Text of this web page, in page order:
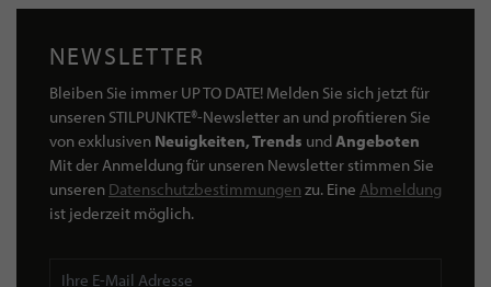
NEWSLETTER
Bleiben Sie immer UP TO DATE! Melden Sie sich jetzt für
unseren STILPUNKTE®-Newsletter an und profitieren Sie
von exklusiven Neuigkeiten, Trends undAngeboten
Mit der Anmeldung für unseren Newsletter stimmen Sie
unseren Datenschutzbestimmungen zu. Eine Abmeldung
ist jederzeit möglich.